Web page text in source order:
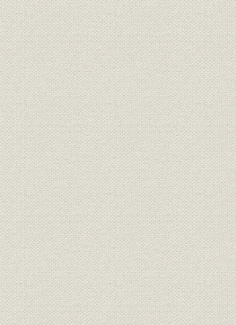
序章
第1章 9・11職場横断ドキュメント
「その時、共同は...」
肉眼で崩壊を見た
虎ノ門本社編集局
ニューヨーク11日
速報順調
2機目突入
血の気が引いた